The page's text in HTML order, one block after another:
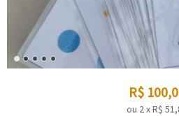
R$
ou 2xR$